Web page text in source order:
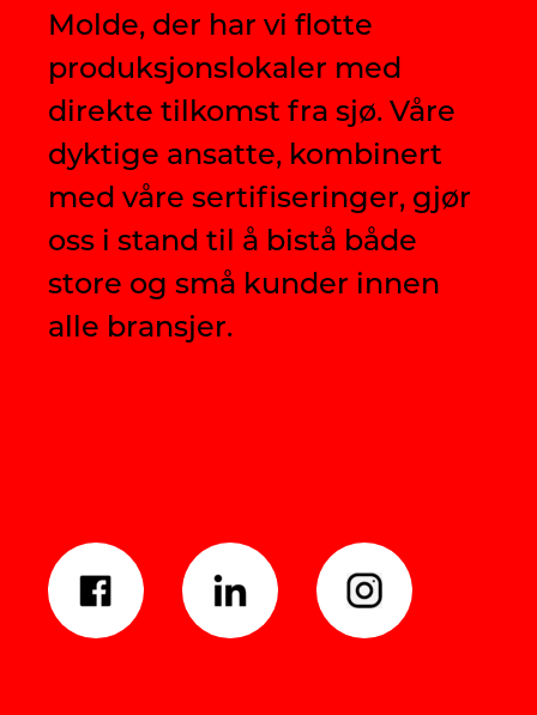
Molde, der har vi flotte
produksjonslokaler med
direkte tilkomst fra sjø. Våre
dyktige ansatte, kombinert
med våre sertifiseringer, gjør
oss i stand til å bistå både
store og små kunder innen
alle bransjer.